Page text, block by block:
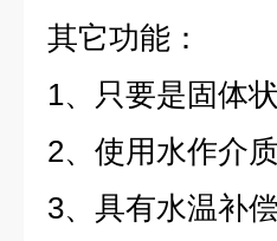
其它功能：
1、只要是固体
2、使用水作介
3、具有水温补